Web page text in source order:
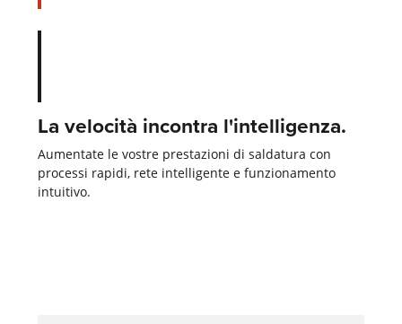
La velocità incontra l'intelligenza.
Aumentate le vostre prestazioni di saldatura con
processi rapidi, rete intelligente e funzionamento
intuitivo.